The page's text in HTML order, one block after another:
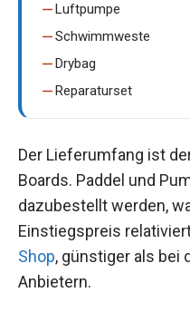
Luftpumpe
Schwimmweste
Drybag
Reparaturset
Der Lieferumfang ist
Boards. Paddel und
dazubestellt werden,
Einstiegspreis
Shop, günstiger als bei
Anbietern.